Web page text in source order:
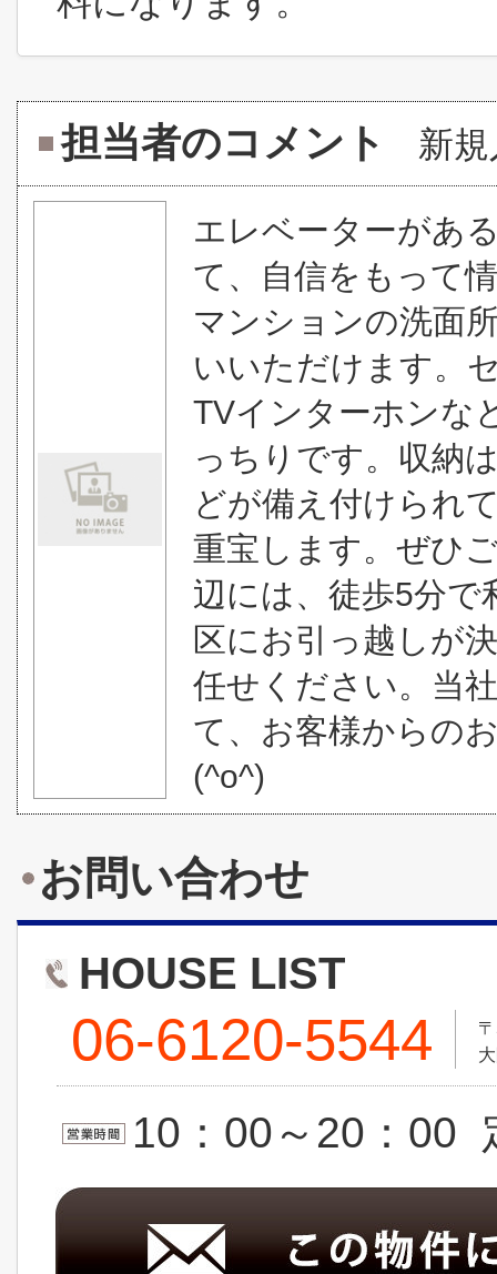
担当者のコメント 新
エレベーターがあ
て、自信をもって
マンションの洗面
いいただけます。
TVインターホンな
っちりです。収納
どが備え付けられ
重宝します。ぜひ
辺には、徒歩5分で
区にお引っ越しが
任せください。当
て、お客様からの
(^o^)
お問い合わせ
HOUSE LIST
06-6120-5544
10：00～20：00